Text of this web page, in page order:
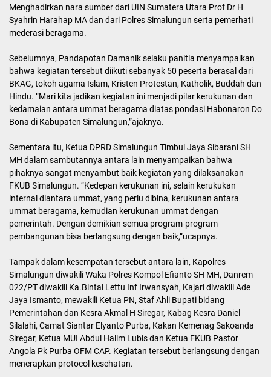
Menghadirkan nara sumber dari UIN Sumatera Utara Prof Dr H
Syahrin Harahap MA dan dari Polres Simalungun serta pemerhati
mederasi beragama.
Sebelumnya, Pandapotan Damanik selaku panitia menyampaikan
bahwa kegiatan tersebut diikuti sebanyak 50 peserta berasal dari
BKAG, tokoh agama Islam, Kristen Protestan, Katholik, Buddah dan
Hindu. “Mari kita jadikan kegiatan ini menjadi pilar kerukunan dan
kedamaian antara ummat beragama diatas pondasi Habonaron Do
Bona di Kabupaten Simalungun,”ajaknya.
Sementara itu, Ketua DPRD Simalungun Timbul Jaya Sibarani SH
MH dalam sambutannya antara lain menyampaikan bahwa
pihaknya sangat menyambut baik kegiatan yang dilaksanakan
FKUB Simalungun. “Kedepan kerukunan ini, selain kerukukan
internal diantara ummat, yang perlu dibina, kerukunan antara
ummat beragama, kemudian kerukunan ummat dengan
pemerintah. Dengan demikian semua program-program
pembangunan bisa berlangsung dengan baik,”ucapnya.
Tampak dalam kesempatan tersebut antara lain, Kapolres
Simalungun diwakili Waka Polres Kompol Efianto SH MH, Danrem
022/PT diwakili Ka.Bintal Lettu Inf Irwansyah, Kajari diwakili Ade
Jaya Ismanto, mewakili Ketua PN, Staf Ahli Bupati bidang
Pemerintahan dan Kesra Akmal H Siregar, Kabag Kesra Daniel
Silalahi, Camat Siantar Elyanto Purba, Kakan Kemenag Sakoanda
Siregar, Ketua MUI Abdul Halim Lubis dan Ketua FKUB Pastor
Angola Pk Purba OFM CAP. Kegiatan tersebut berlangsung dengan
menerapkan protocol kesehatan.